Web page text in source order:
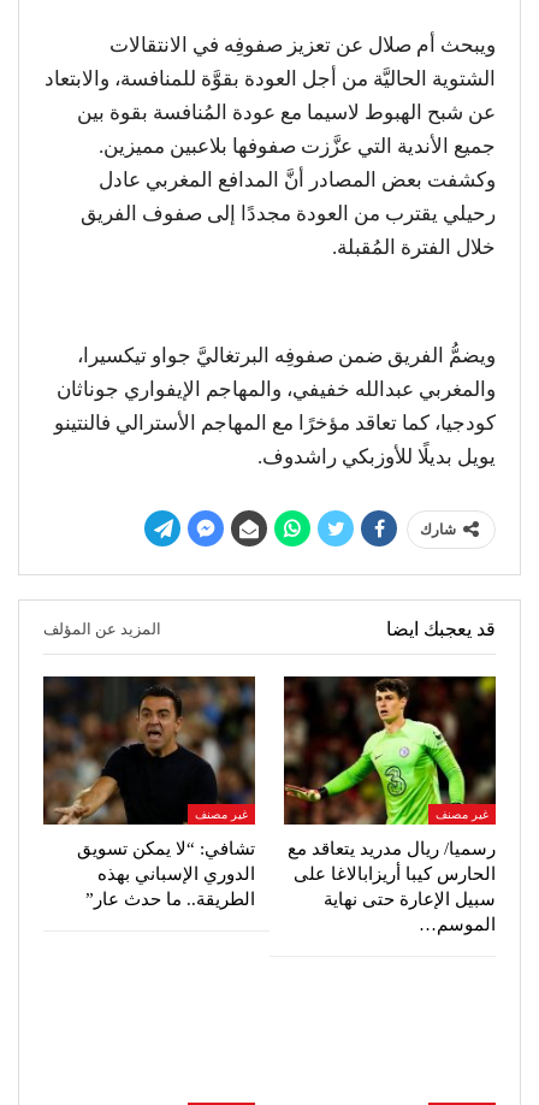
ويبحث أم صلال عن تعزيز صفوفِه في الانتقالات
الشتوية الحاليَّة من أجل العودة بقوَّة للمنافسة، والابتعاد
عن شبح الهبوط لاسيما مع عودة المُنافسة بقوة بين
جميع الأندية التي عزَّزت صفوفها بلاعبين مميزين.
وكشفت بعض المصادر أنَّ المدافع المغربي عادل
رحيلي يقترب من العودة مجددًا إلى صفوف الفريق
خلال الفترة المُقبلة.
ويضمُّ الفريق ضمن صفوفِه البرتغاليَّ جواو تيكسيرا،
والمغربي عبدالله خفيفي، والمهاجم الإيفواري جوناثان
كودجيا، كما تعاقد مؤخرًا مع المهاجم الأسترالي فالنتينو
يويل بديلًا للأوزبكي راشدوف.
شارك
قد يعجبك ايضا المزيد عن المؤلف
غير مصنف
رسميا/ ريال مدريد يتعاقد مع
الحارس كيبا أريزابالاغا على
سبيل الإعارة حتى نهاية
الموسم…
غير مصنف
تشافي: “لا يمكن تسويق
الدوري الإسباني بهذه
الطريقة.. ما حدث عار”